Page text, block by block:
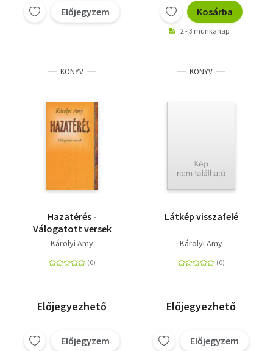
Előjegyzem Kosárba
2 - 3 munkanap
KÖNYV
Hazatérés -
Válogatott versek
Károlyi Amy
Előjegyezhető
Előjegyzem
KÖNYV
Látkép visszafelé
Károlyi Amy
Előjegyezhető
Előjegyzem